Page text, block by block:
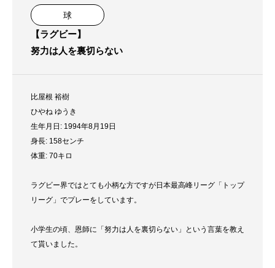
球
【ラグビー】
努力は人を裏切らない
比屋根 裕樹
ひやね ゆうき
生年月日: 1994年8月19日
身長: 158センチ
体重: 70キロ
ラグビー界ではとても小柄な方ですが日本最高峰リーグ「トップ
リーグ」でプレーをしています。
小学生の頃、恩師に「努力は人を裏切らない」という言葉を教え
て貰いました。